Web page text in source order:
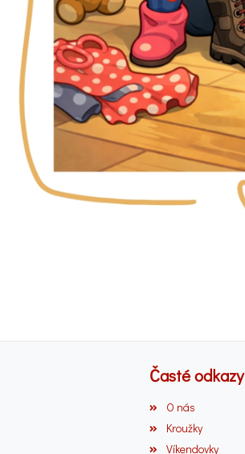
Časté odkazy
O nás
Kroužky
Víkendovky